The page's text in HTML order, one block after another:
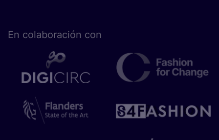
En cola­bo­ra­ción con